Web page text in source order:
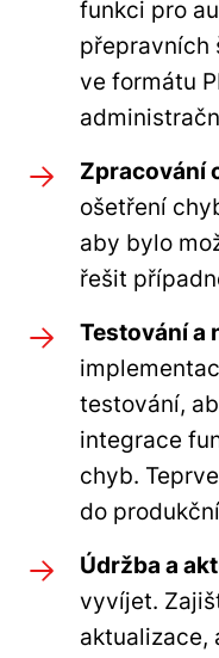
funkci pro
přepravních
ve formátu
Zpracování
ošetření
aby bylo
řešit
Testování a
testování,
integrace
chyb.
do
Údržba a
vyvíjet.
aktualizace,